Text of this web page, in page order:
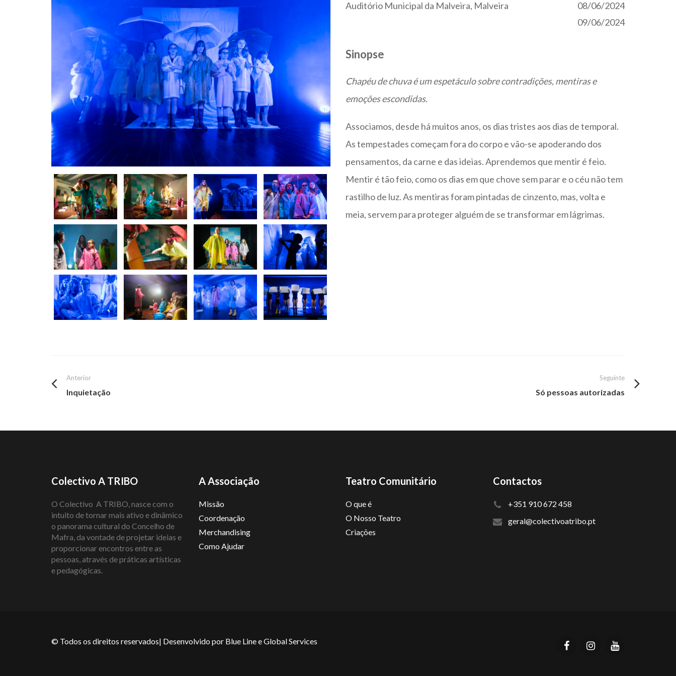
Auditório Municipal da Malveira, Malveira
08/06/2024
09/06/2024
Sinopse
Chapéu de chuva é um espetáculo sobre contradições, mentiras e
emoções escondidas.
Associamos, desde há muitos anos, os dias tristes aos dias de temporal.
As tempestades começam fora do corpo e vão-se apoderando dos
pensamentos, da carne e das ideias. Aprendemos que mentir é feio.
Mentir é tão feio, como os dias em que chove sem parar e o céu não tem
rastilho de luz. As mentiras foram pintadas de cinzento, mas, volta e
meia, servem para proteger alguém de se transformar em lágrimas.
Anterior
Inquietação
Seguinte
Só pessoas autorizadas
Colectivo A TRIBO
O Colectivo A TRIBO, nasce com o
intuito de tornar mais ativo e dinâmico
o panorama cultural do Concelho de
Mafra, da vontade de projetar ideias e
proporcionar encontros entre as
pessoas, através de práticas artísticas
e pedagógicas.
A Associação
Missão
Coordenação
Merchandising
Como Ajudar
Teatro Comunitário
O que é
O Nosso Teatro
Criações
Contactos
+351 910 672 458
geral@colectivoatribo.pt
© Todos os direitos reservados| Desenvolvido por Blue LineeGlobal Services